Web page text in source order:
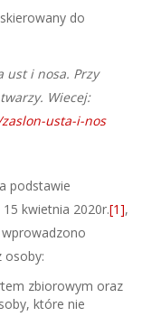
do
ust i nosa. Przy
Wiecej:
usta-i-nos
podstawie
kwietnia 2020r.[1],
osoby:
zbiorowym oraz
które nie